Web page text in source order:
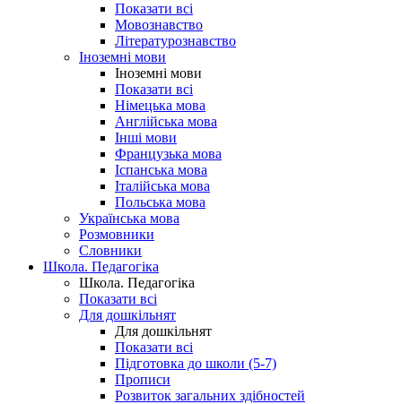
Показати всі
Мовознавство
Літературознавство
Іноземні мови
Іноземні мови
Показати всі
Німецька мова
Англійська мова
Інші мови
Французька мова
Іспанська мова
Італійська мова
Польська мова
Українська мова
Розмовники
Словники
Школа. Педагогіка
Школа. Педагогіка
Показати всі
Для дошкільнят
Для дошкільнят
Показати всі
Підготовка до школи (5-7)
Прописи
Розвиток загальних здібностей